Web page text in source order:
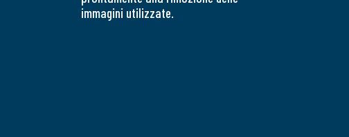
immagini utilizzate.